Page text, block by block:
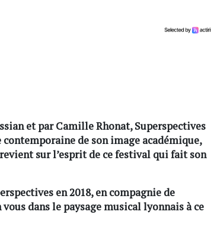
et par Camille Rhonat, Superspectives
de son image académique,
sur l’esprit de ce festival qui fait son
en 2018, en compagnie de
dans le paysage musical lyonnais à ce